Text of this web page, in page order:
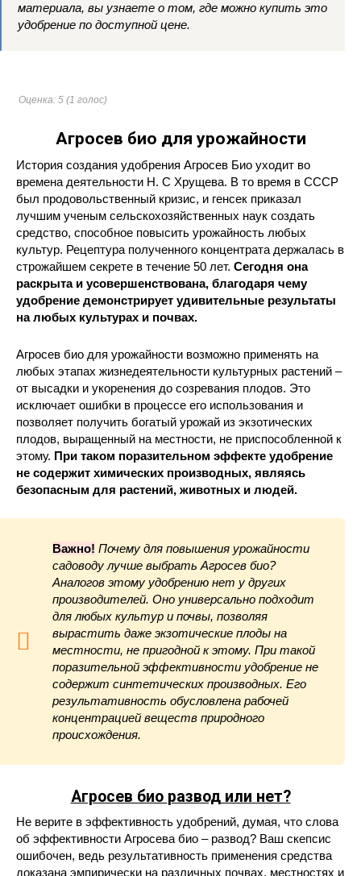
материала, вы узнаете о том, где можно купить это
удобрение по доступной цене.
Оценка: 5 (1 голос)
Агросев био для урожайности
История создания удобрения Агросев Био уходит во
времена деятельности Н. С Хрущева. В то время в СССР
был продовольственный кризис, и генсек приказал
лучшим ученым сельскохозяйственных наук создать
средство, способное повысить урожайность любых
культур. Рецептура полученного концентрата держалась в
строжайшем секрете в течение 50 лет. Сегодня она
раскрыта и усовершенствована, благодаря чему
удобрение демонстрирует удивительные результаты
на любых культурах и почвах.
Агросев био для урожайности возможно применять на
любых этапах жизнедеятельности культурных растений –
от высадки и укоренения до созревания плодов. Это
исключает ошибки в процессе его использования и
позволяет получить богатый урожай из экзотических
плодов, выращенный на местности, не приспособленной к
этому. При таком поразительном эффекте удобрение
не содержит химических производных, являясь
безопасным для растений, животных и людей.
Важно! Почему для повышения урожайности
садоводу лучше выбрать Агросев био?
Аналогов этому удобрению нет у других
производителей. Оно универсально подходит
для любых культур и почвы, позволяя
вырастить даже экзотические плоды на
местности, не пригодной к этому. При такой
поразительной эффективности удобрение не
содержит синтетических производных. Его
результативность обусловлена рабочей
концентрацией веществ природного
происхождения.
Агросев био развод или нет?
Не верите в эффективность удобрений, думая, что слова
об эффективности Агросева био – развод? Ваш скепсис
ошибочен, ведь результативность применения средства
доказана эмпирически на различных почвах, местностях и